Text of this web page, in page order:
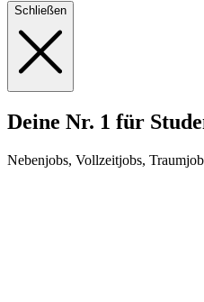
Schließen
Deine Nr. 1 für
Nebenjobs, Vollzeitjobs,